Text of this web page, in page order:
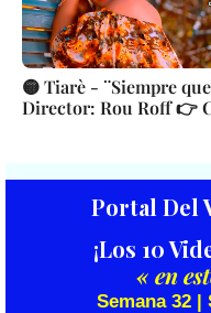
🟡 Tiarè - ¨Siempre
Director: Rou Roff 👉
Portal Del
¡Los 10
« en
Semana 32 |